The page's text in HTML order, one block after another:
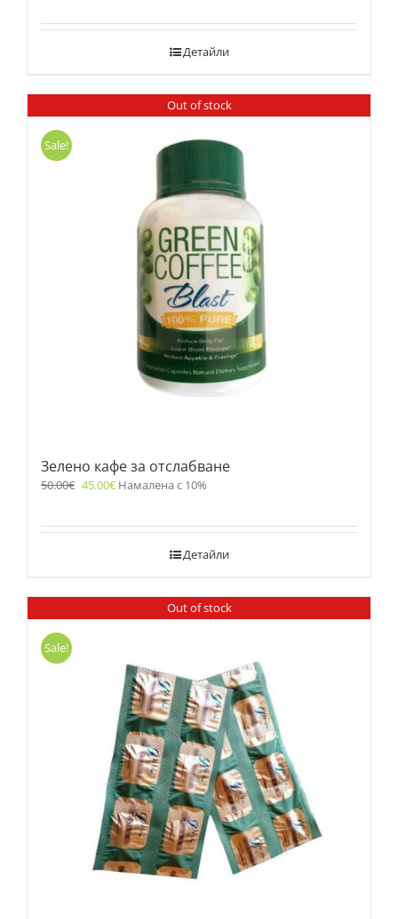
Детайли
Out of stock
Sale!
Зелено кафе за отслабване
50.00€ 45.00€ Намалена с 10%
Детайли
Out of stock
Sale!